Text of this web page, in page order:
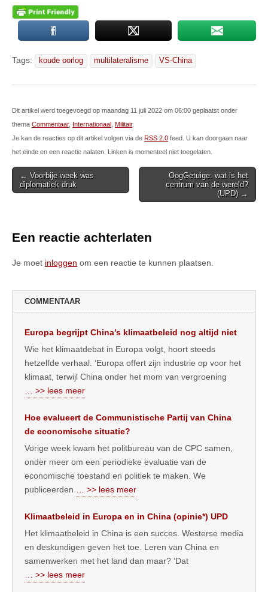
Tags: koude oorlog multilateralisme VS-China
Dit artikel werd toegevoegd op maandag 11 juli 2022 om 06:00 geplaatst onder
thema Commentaar, Internationaal Militair.
Je kan de reacties op dit artikel volgen via de RSS 2.0 feed. U kan doorgaan naar
het einde en een reactie nalaten. Linken is momenteel niet toegelaten.
Post
navigation
← Voorbije week was
diplomatiek druk
OogGetuige: wat is het
centrum van de wereld?
(UPD) →
Een reactie achterlaten
Je moet inloggen om een reactie te kunnen plaatsen.
COMMENTAAR
Europa begrijpt China’s klimaatbeleid nog altijd niet
Wie het klimaatdebat in Europa volgt, hoort steeds
hetzelfde verhaal. ‘Europa offert zijn industrie op voor het
klimaat, terwijl China onder het mom van vergroening
… >> lees meer
Hoe evalueert de Communistische Partij van China
de economische situatie?
Vorige week kwam het politbureau van de CPC samen,
onder meer om een periodieke evaluatie van de
economische toestand en politiek te maken. We
publiceerden
… >> lees meer
Klimaatbeleid in Europa en in China (opinie*) UPD
Het klimaatbeleid in China is een succes. Westerse media
en deskundigen geven het toe. Leren van China en
samenwerken met het land dan maar? ‘Dat
… >> lees meer